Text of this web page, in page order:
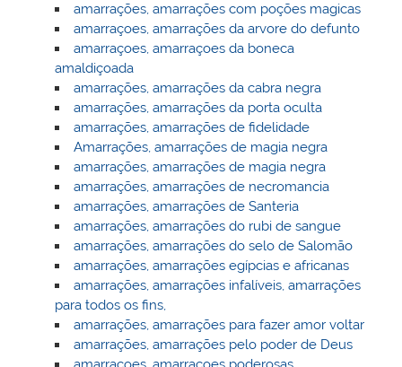
amarrações, amarrações com poções magicas
amarraçoes, amarrações da arvore do defunto
amarraçoes, amarraçoes da boneca
amaldiçoada
amarrações, amarrações da cabra negra
amarrações, amarrações da porta oculta
amarrações, amarrações de fidelidade
Amarrações, amarrações de magia negra
amarrações, amarrações de magia negra
amarrações, amarrações de necromancia
amarrações, amarrações de Santeria
amarrações, amarrações do rubi de sangue
amarrações, amarrações do selo de Salomão
amarrações, amarrações egípcias e africanas
amarrações, amarrações infalíveis, amarrações
para todos os fins,
amarrações, amarrações para fazer amor voltar
amarrações, amarrações pelo poder de Deus